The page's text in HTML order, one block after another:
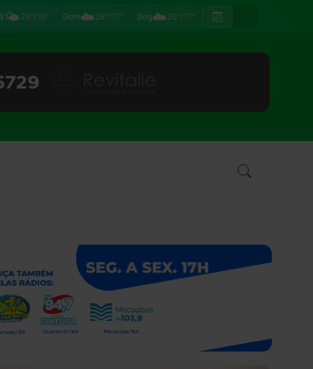
🌤️28°/16° Dom☁️28°/17° Seg☁️26°/17°